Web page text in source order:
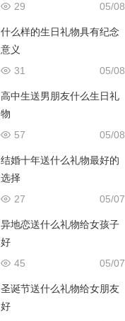
05/08
29
什么样的生日礼物具有纪念
意义
05/08
31
高中生送男朋友什么生日礼
物
05/08
57
结婚十年送什么礼物最好的
选择
05/07
27
异地恋送什么礼物给女孩子
好
05/07
45
圣诞节送什么礼物给女朋友
好